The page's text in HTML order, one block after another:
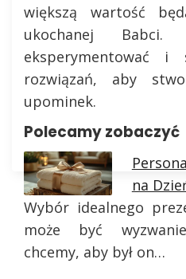
większą wartość
ukochanej
eksperymentować i
rozwiązań, aby
upominek.
Polecamy zobaczyć
na
Wybór idealnego
może być
chcemy, aby był on…